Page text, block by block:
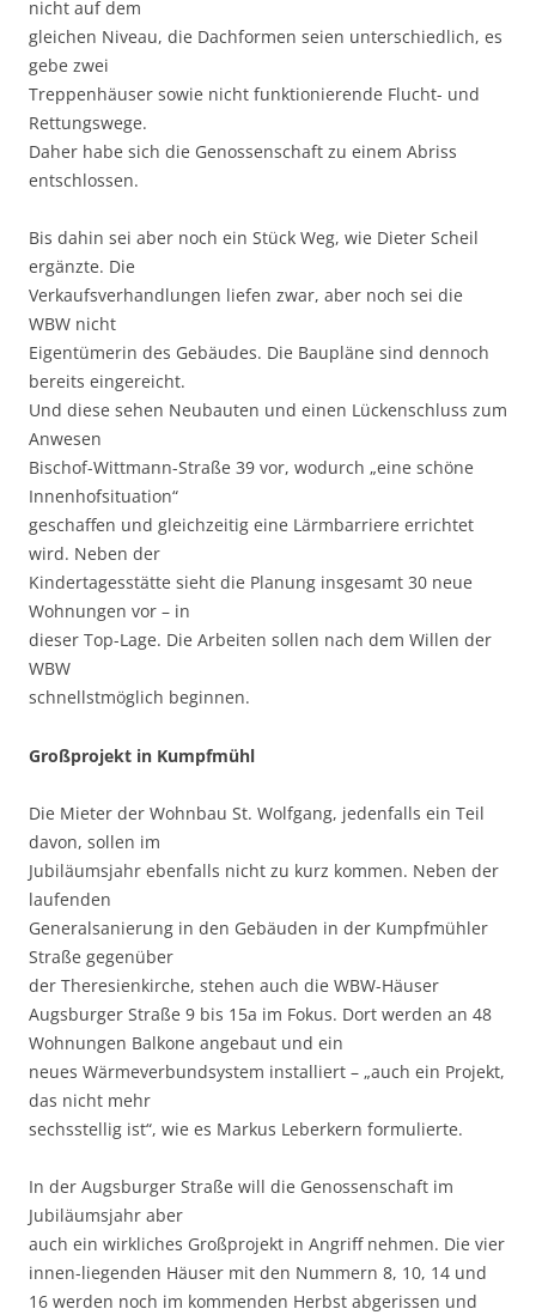
nicht auf dem
gleichen Niveau, die Dachformen seien unterschiedlich, es
gebe zwei
Treppenhäuser sowie nicht funktionierende Flucht- und
Rettungswege.
Daher habe sich die Genossenschaft zu einem Abriss
entschlossen.
Bis dahin sei aber noch ein Stück Weg, wie Dieter Scheil
ergänzte. Die
Verkaufsverhandlungen liefen zwar, aber noch sei die
WBW nicht
Eigentümerin des Gebäudes. Die Baupläne sind dennoch
bereits eingereicht.
Und diese sehen Neubauten und einen Lückenschluss zum
Anwesen
Bischof-Wittmann-Straße 39 vor, wodurch „eine schöne
Innenhofsituation“
geschaffen und gleichzeitig eine Lärmbarriere errichtet
wird. Neben der
Kindertagesstätte sieht die Planung insgesamt 30 neue
Wohnungen vor – in
dieser Top-Lage. Die Arbeiten sollen nach dem Willen der
WBW
schnellstmöglich beginnen.
Großprojekt in Kumpfmühl
Die Mieter der Wohnbau St. Wolfgang, jedenfalls ein Teil
davon, sollen im
Jubiläumsjahr ebenfalls nicht zu kurz kommen. Neben der
laufenden
Generalsanierung in den Gebäuden in der Kumpfmühler
Straße gegenüber
der Theresienkirche, stehen auch die WBW-Häuser
Augsburger Straße 9 bis 15a im Fokus. Dort werden an 48
Wohnungen Balkone angebaut und ein
neues Wärmeverbundsystem installiert – „auch ein Projekt,
das nicht mehr
sechsstellig ist“, wie es Markus Leberkern formulierte.
In der Augsburger Straße will die Genossenschaft im
Jubiläumsjahr aber
auch ein wirkliches Großprojekt in Angriff nehmen. Die vier
innen-liegenden Häuser mit den Nummern 8, 10, 14 und
16 werden noch im kommenden Herbst abgerissen und